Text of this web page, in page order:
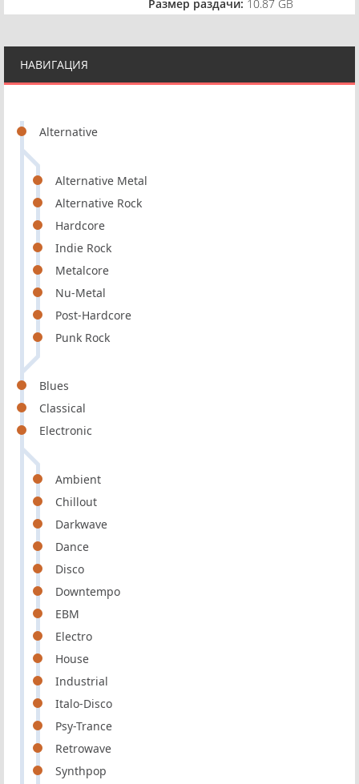
НАВИГАЦИЯ
Alternative
Alternative Metal
Alternative Rock
Hardcore
Indie Rock
Metalcore
Nu-Metal
Post-Hardcore
Punk Rock
Blues
Classical
Electronic
Ambient
Chillout
Darkwave
Dance
Disco
Downtempo
EBM
Electro
House
Industrial
Italo-Disco
Psy-Trance
Retrowave
Synthpop
Размер раздачи: 10.87 GB